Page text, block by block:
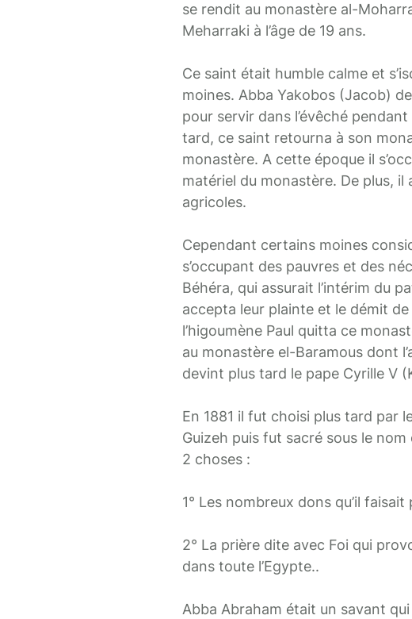
se rendit au monastère al-
Meharraki à l’âge de 19 ans.
Ce saint était humble calme et
moines. Abba Yakobos (Jacob)
pour servir dans l’évêché
tard, ce saint retourna à son
monastère. A cette époque il
matériel du monastère. De plus,
agricoles.
Cependant certains moines
s’occupant des pauvres et des
Béhéra, qui assurait l’intérim du
accepta leur plainte et le démit
l’higoumène Paul quitta ce
au monastère el-Baramous dont
devint plus tard le pape Cyrille V
En 1881 il fut choisi plus tard par
Guizeh puis fut sacré sous le
2 choses :
1° Les nombreux dons qu’il
2° La prière dite avec Foi qui
dans toute l’Egypte..
Abba Abraham était un savant